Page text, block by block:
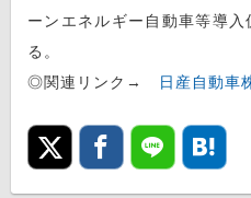
ーンエネルギー自動車等導
る。
◎関連リンク→
日産自動車